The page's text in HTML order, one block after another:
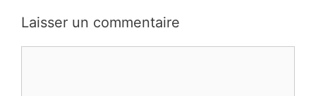
Laisser un commentaire